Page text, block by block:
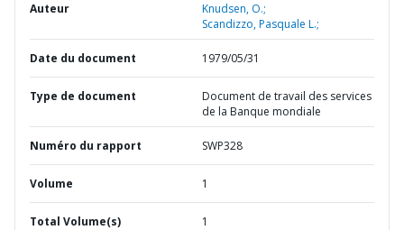
Auteur
Knudsen, O.;
Scandizzo, Pasquale L.;
Date du document 1979/05/31
Type de document
Document de travail des services
de la Banque mondiale
Numéro du rapport SWP328
Volume 1
Total Volume(s) 1